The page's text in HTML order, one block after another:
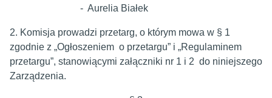
- Aurelia Białek
2. Komisja prowadzi przetarg, o którym mowa w § 1
zgodnie z „Ogłoszeniem o przetargu” i „Regulaminem
przetargu”, stanowiącymi załączniki nr 1 i 2 do niniejszego
Zarządzenia.